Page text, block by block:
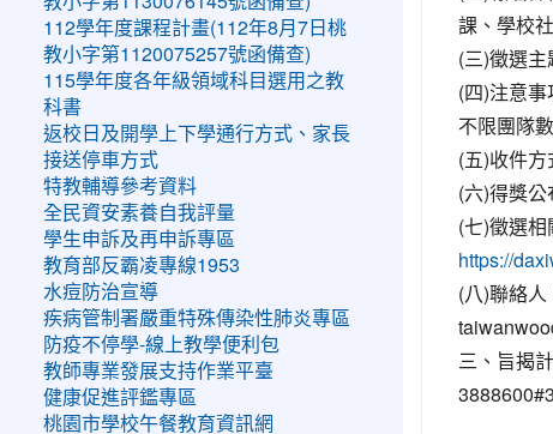
課、學校
(三)徵選
(四)注意
不限團隊
(五)收件方
(六)得獎
(七)徵選
https://
(八)聯絡
三、旨揭
112學年度課程計畫(112年8月7日桃
教小字第1120075257號函備查)
115學年度各年級領域科目選用之教
科書
返校日及開學上下學通行方式、家長
接送停車方式
特教輔導參考資料
全民資安素養自我評量
學生申訴及再申訴專區
教育部反霸凌專線1953
水痘防治宣導
疾病管制署嚴重特殊傳染性肺炎專區
防疫不停學-線上教學便利包
教師專業發展支持作業平臺
健康促進評鑑專區
桃園市學校午餐教育資訊網